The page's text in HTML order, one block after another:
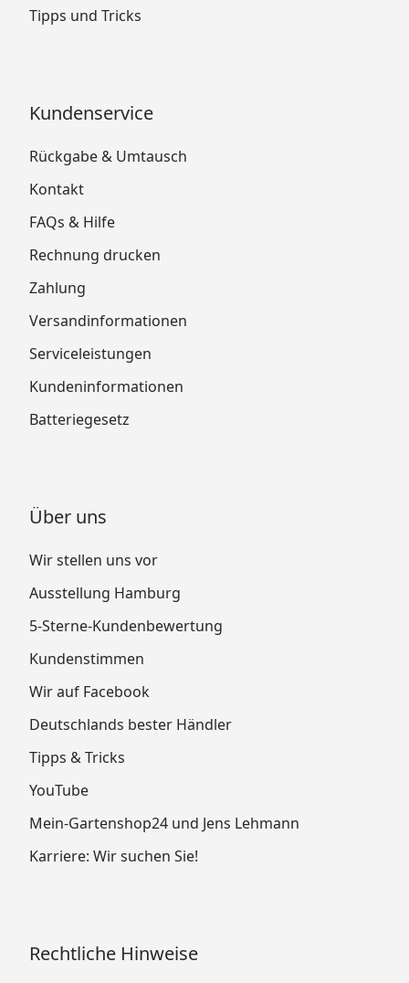
Tipps und Tricks
Kundenservice
Rückgabe & Umtausch
Kontakt
FAQs & Hilfe
Rechnung drucken
Zahlung
Versandinformationen
Serviceleistungen
Kundeninformationen
Batteriegesetz
Über uns
Wir stellen uns vor
Ausstellung Hamburg
5-Sterne-Kundenbewertung
Kundenstimmen
Wir auf Facebook
Deutschlands bester Händler
Tipps & Tricks
YouTube
Mein-Gartenshop24 und Jens Lehmann
Karriere: Wir suchen Sie!
Rechtliche Hinweise